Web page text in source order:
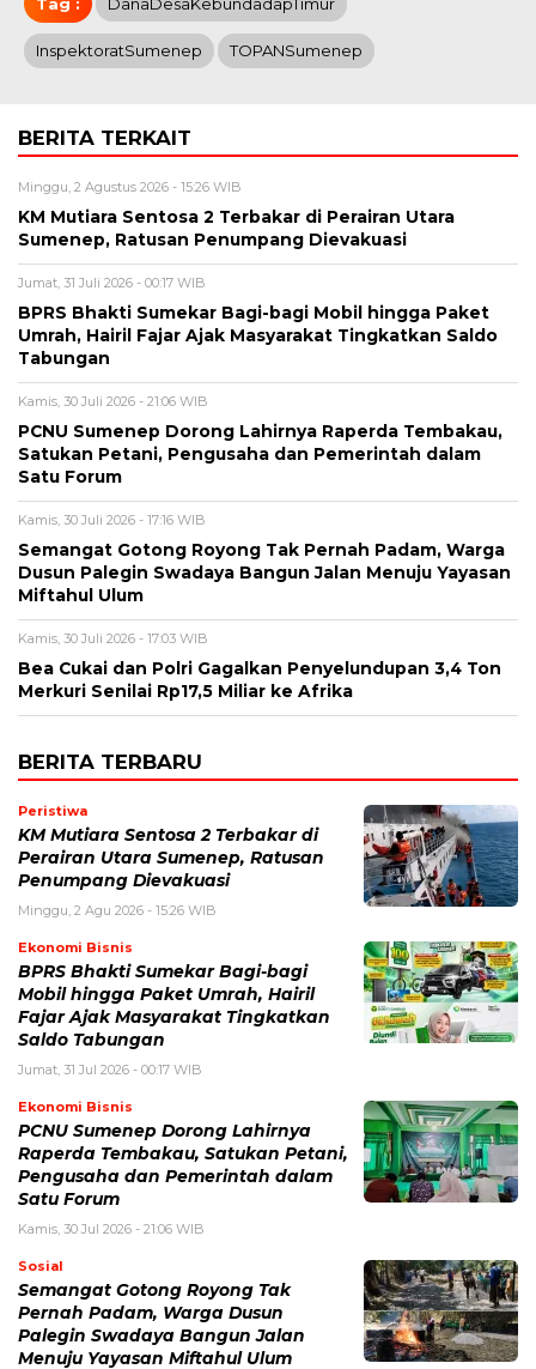
Tag : DanaDesaKebundadapTimur
InspektoratSumenep TOPANSumenep
BERITA TERKAIT
Minggu, 2 Agustus 2026 - 15:26 WIB
KM Mutiara Sentosa 2 Terbakar di Perairan Utara
Sumenep, Ratusan Penumpang Dievakuasi
Jumat, 31 Juli 2026 - 00:17 WIB
BPRS Bhakti Sumekar Bagi-bagi Mobil hingga Paket
Umrah, Hairil Fajar Ajak Masyarakat Tingkatkan Saldo
Tabungan
Kamis, 30 Juli 2026 - 21:06 WIB
PCNU Sumenep Dorong Lahirnya Raperda Tembakau,
Satukan Petani, Pengusaha dan Pemerintah dalam
Satu Forum
Kamis, 30 Juli 2026 - 17:16 WIB
Semangat Gotong Royong Tak Pernah Padam, Warga
Dusun Palegin Swadaya Bangun Jalan Menuju Yayasan
Miftahul Ulum
Kamis, 30 Juli 2026 - 17:03 WIB
Bea Cukai dan Polri Gagalkan Penyelundupan 3,4 Ton
Merkuri Senilai Rp17,5 Miliar ke Afrika
BERITA TERBARU
Peristiwa
KM Mutiara Sentosa 2 Terbakar di
Perairan Utara Sumenep, Ratusan
Penumpang Dievakuasi
Minggu, 2 Agu 2026 - 15:26 WIB
Ekonomi Bisnis
BPRS Bhakti Sumekar Bagi-bagi
Mobil hingga Paket Umrah, Hairil
Fajar Ajak Masyarakat Tingkatkan
Saldo Tabungan
Jumat, 31 Jul 2026 - 00:17 WIB
Ekonomi Bisnis
PCNU Sumenep Dorong Lahirnya
Raperda Tembakau, Satukan Petani,
Pengusaha dan Pemerintah dalam
Satu Forum
Kamis, 30 Jul 2026 - 21:06 WIB
Sosial
Semangat Gotong Royong Tak
Pernah Padam, Warga Dusun
Palegin Swadaya Bangun Jalan
Menuju Yayasan Miftahul Ulum